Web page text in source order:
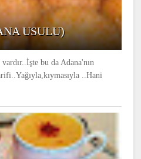
USULU)
bu da Adana'nın
..Hani